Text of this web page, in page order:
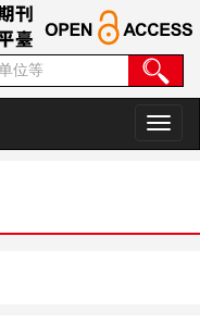
切
换